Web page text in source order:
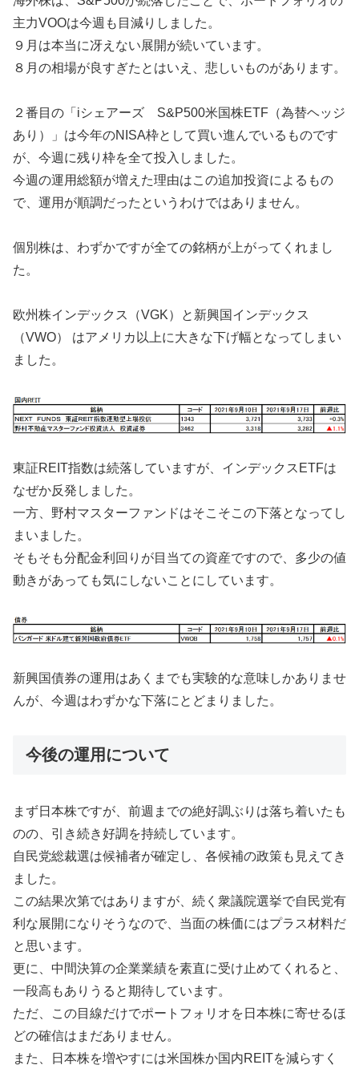
主力VOOは今週も目減りしました。
９月は本当に冴えない展開が続いています。
８月の相場が良すぎたとはいえ、悲しいものがあります。
２番目の「iシェアーズ S&P500米国株ETF（為替ヘッジ
あり）」は今年のNISA枠として買い進んでいるものです
が、今週に残り枠を全て投入しました。
今週の運用総額が増えた理由はこの追加投資によるもの
で、運用が順調だったというわけではありません。
個別株は、わずかですが全ての銘柄が上がってくれまし
た。
欧州株インデックス（VGK）と新興国インデックス
（VWO） はアメリカ以上に大きな下げ幅となってしまい
ました。
東証REIT指数は続落していますが、インデックスETFは
なぜか反発しました。
一方、野村マスターファンドはそこそこの下落となってし
まいました。
そもそも分配金利回りが目当ての資産ですので、多少の値
動きがあっても気にしないことにしています。
新興国債券の運用はあくまでも実験的な意味しかありませ
んが、今週はわずかな下落にとどまりました。
今後の運用について
まず日本株ですが、前週までの絶好調ぶりは落ち着いたも
のの、引き続き好調を持続しています。
自民党総裁選は候補者が確定し、各候補の政策も見えてき
ました。
この結果次第ではありますが、続く衆議院選挙で自民党有
利な展開になりそうなので、当面の株価にはプラス材料だ
と思います。
更に、中間決算の企業業績を素直に受け止めてくれると、
一段高もありうると期待しています。
ただ、この目線だけでポートフォリオを日本株に寄せるほ
どの確信はまだありません。
また、日本株を増やすには米国株か国内REITを減らすく